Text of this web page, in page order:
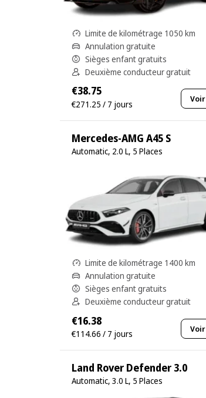
Limite de kilométrage 1050 km
Annulation gratuite
Sièges enfant gratuits
Deuxième conducteur gratuit
€38.75
€271.25 / 7 jours Voir
Mercedes-AMG A45 S
Automatic, 2.0 L, 5 Places
Limite de kilométrage 1400 km
Annulation gratuite
Sièges enfant gratuits
Deuxième conducteur gratuit
€16.38
€114.66 / 7 jours Voir
Land Rover Defender 3.0
Automatic, 3.0 L, 5 Places